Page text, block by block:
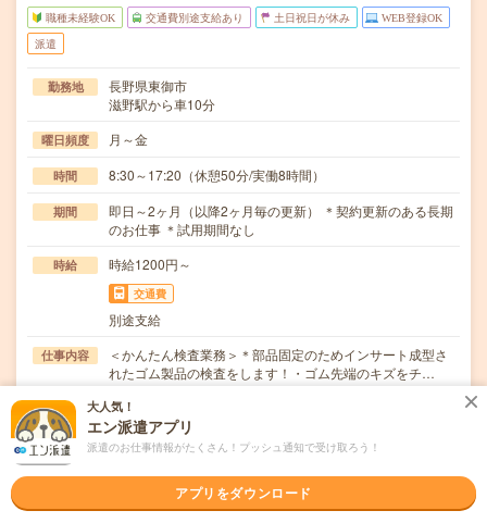
職種未経験OK 交通費別途支給あり 土日祝日が休み WEB登録OK
派遣
勤務地
長野県東御市
滋野駅から車10分
曜日頻度 月～金
時間 8:30～17:20（休憩50分/実働8時間）
期間
即日～2ヶ月（以降2ヶ月毎の更新） ＊契約更新のある長期
のお仕事 ＊試用期間なし
時給 時給1200円～
交通費
別途支給
仕事内容
＜かんたん検査業務＞＊部品固定のためインサート成型さ
れたゴム製品の検査をします！・ゴム先端のキズをチ…
応募資格
職種未経験OK / ブランクOK / パソコンスキル不要 / 英語力
不要
未経験OK！
大人気！
エン派遣アプリ
派遣のお仕事情報がたくさん！プッシュ通知で受け取ろう！
アプリをダウンロード